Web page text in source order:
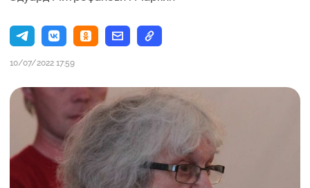
10/07/2022 17:59